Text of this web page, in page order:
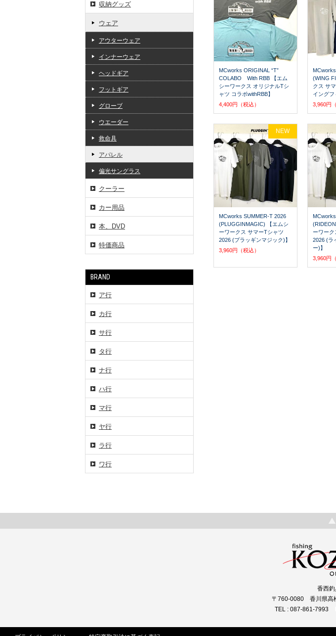
収納グッズ
ウェア
アウターウェア
インナーウェア
ヘッドギア
フットギア
グローブ
ウエーダー
救命具
アパレル
偏光サングラス
クーラー
カー用品
本、DVD
特価商品
BRAND
ア行
カ行
サ行
タ行
ナ行
ハ行
マ行
ヤ行
ラ行
ワ行
MCworks ORIGINAL “T”
COLABO With RBB 【エム
シーワークス オリジナルTシ
ャツ コラボwithRBB】
4,400円（税込）
(WING
クス サ
イングフ
3,960円
MCworks SUMMER-T 2026
(PLUGGINMAGIC) 【エムシ
ーワークス サマーTシャツ
2026 (プラッギンマジック)】
3,960円（税込）
NEW
ーワーク
2026 (ラ
ー)】
3,960円
香西
〒760-0080 香川県高
TEL : 087-861-7993